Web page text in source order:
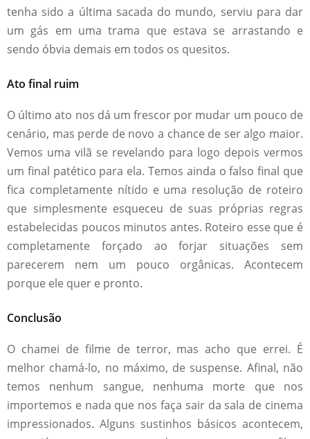
tenha sido a última sacada do mundo, serviu para dar
um gás em uma trama que estava se arrastando e
sendo óbvia demais em todos os quesitos.
Ato final ruim
O último ato nos dá um frescor por mudar um pouco de
cenário, mas perde de novo a chance de ser algo maior.
Vemos uma vilã se revelando para logo depois vermos
um final patético para ela. Temos ainda o falso final que
fica completamente nítido e uma resolução de roteiro
que simplesmente esqueceu de suas próprias regras
estabelecidas poucos minutos antes. Roteiro esse que é
completamente forçado ao forjar situações sem
parecerem nem um pouco orgânicas. Acontecem
porque ele quer e pronto.
Conclusão
O chamei de filme de terror, mas acho que errei. É
melhor chamá-lo, no máximo, de suspense. Afinal, não
temos nenhum sangue, nenhuma morte que nos
importemos e nada que nos faça sair da sala de cinema
impressionados. Alguns sustinhos básicos acontecem,